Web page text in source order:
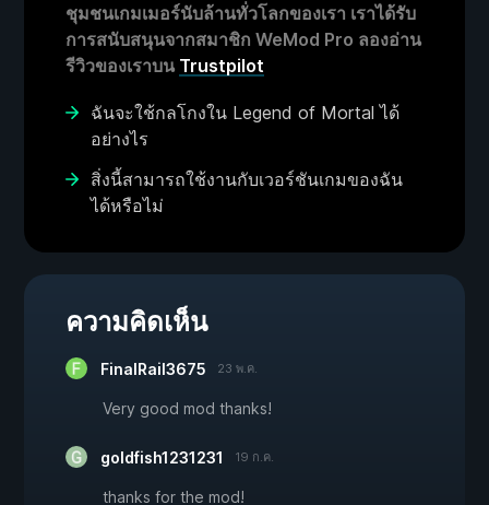
ชุมชนเกมเมอร์นับล้านทั่วโลกของเรา เราได้รับ
การสนับสนุนจากสมาชิก WeMod Pro ลองอ่าน
รีวิวของเราบน Trustpilot
ฉันจะใช้กลโกงใน Legend of Mortal ได้
อย่างไร
สิ่งนี้สามารถใช้งานกับเวอร์ชันเกมของฉัน
ได้หรือไม่
ความคิดเห็น
FinalRail3675 23 พ.ค.
Very good mod thanks!
goldfish1231231 19 ก.ค.
thanks for the mod!